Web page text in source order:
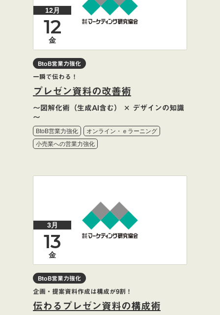
12月
12
金
BtoB営業力強化
一瞬で伝わる！
プレゼン資料の改善術
～図解化術（生成AI含む） ✕ デザインの知識
～
BtoB営業力強化
オンライン・ｅラーニング
小売業への営業力強化
3月
13
金
BtoB営業力強化
企画・提案資料作成は構成が9割！
伝わるプレゼン資料の構成術